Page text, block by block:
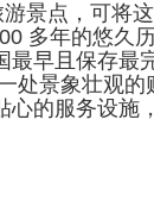
景点，可将
多年的悠久
最早且保存最
处景象壮观的
心的服务设施